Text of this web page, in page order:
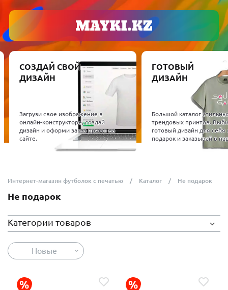
СОЗДАЙ СВОЙ
ДИЗАЙН
Загрузи свое изображение в
онлайн-конструкторе, создай
дизайн и оформи заказ прямо на
сайте.
ГОТОВЫЙ
ДИЗАЙН
Большой каталог
трендовых принтов.
готовый дизайн для себя
подарок и заказывай в
Интернет-магазин футболок с печатью Каталог Не подарок
Не подарок
Категории товаров
Новые